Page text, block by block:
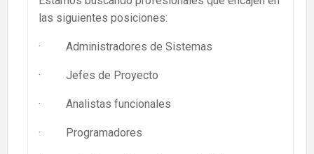
las siguientes posiciones:
· Administradores de Sistemas
· Jefes de Proyecto
· Analistas funcionales
· Programadores